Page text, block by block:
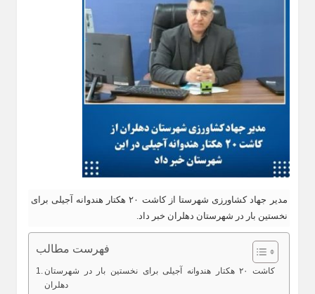
مدیر جهاد کشاورزی شهرستا از کاشت ۲۰ هکتار هندوانه آجیلی برای
نخستین بار در شهرستان دهلران خبر داد.
فهرست مطالب
کاشت ۲۰ هکتار هندوانه آجیلی برای نخستین بار در شهرستان
دهلران